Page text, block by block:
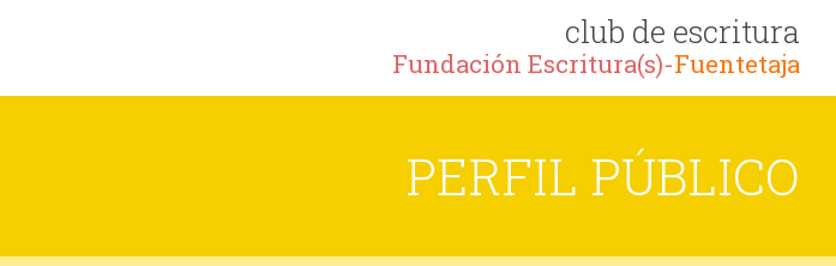
club de escritura
Fundación Escritura(s)-Fuentetaja
PERFIL PÚBLICO